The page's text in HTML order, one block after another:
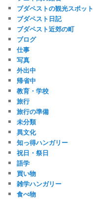
ブダペストの観光スポット
ブダペスト日記
ブダペスト近郊の町
ブログ
仕事
写真
外出中
帰省中
教育・学校
旅行
旅行の準備
未分類
異文化
知っ得ハンガリー
祝日・祭日
語学
買い物
雑学ハンガリー
食べ物